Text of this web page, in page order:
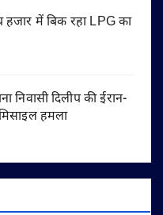
में बिक रहा LPG का
निवासी दिलीप की ईरान-
हमला